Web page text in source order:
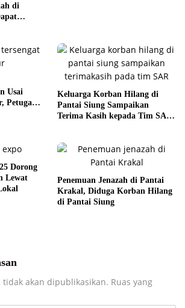
di
Usai
Petugas
Keluarga Korban Hilang di
Pantai Siung Sampaikan
Terima Kasih kepada Tim SAR
Dorong
Lewat
Penemuan Jenazah di Pantai
Krakal, Diduga Korban Hilang
di Pantai Siung
akan dipublikasikan. Ruas yang